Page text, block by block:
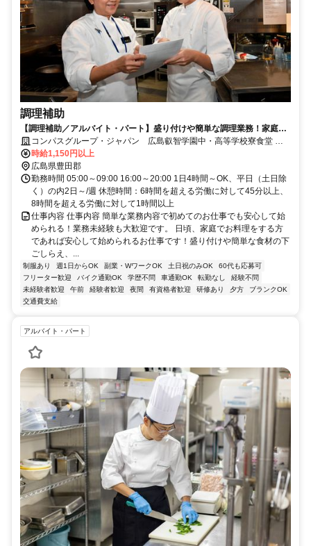
調理補助
【調理補助／アルバイト・パート】盛り付けや簡単な調理業務！家庭の
調理レベルでOK！
コンパスグループ・ジャパン 広島叡智学園中・高等学校寮食堂
21416_p
時給1,150円以上
広島県豊田郡
勤務時間 05:00～09:00 16:00～20:00 1日4時間～OK、平日（土日除
く）の内2日～/週 休憩時間：6時間を超える労働に対して45分以上、
8時間を超える労働に対して1時間以上
仕事内容 仕事内容 簡単な業務内容で初めてのお仕事でも安心して始
められる！業務未経験も大歓迎です。 日頃、家庭でお料理をする方
であれば安心して始められるお仕事です！盛り付けや簡単な食材の下
ごしらえ、...
制服あり 週1日からOK 副業・WワークOK 土日祝のみOK
60代も応募可
フリーター歓迎
バイク通勤OK 学歴不問 車通勤OK 転勤なし
経験不問
未経験者歓迎
午前 経験者歓迎 夜間 有資格者歓迎 研修あり 夕方
ブランクOK
交通費支給
アルバイト・パート